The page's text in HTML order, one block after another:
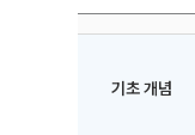
기초 개념